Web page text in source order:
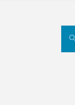
חפשו